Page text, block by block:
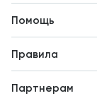
Новости
Помощь
Правила
Партнерам